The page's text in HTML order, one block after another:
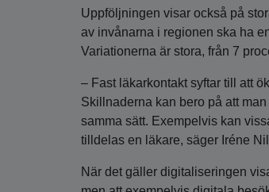
Uppföljningen visar också på
av invånarna i regionen ska ha
Variationerna är stora, från 7
– Fast läkarkontakt syftar till att
Skillnaderna kan bero på att
samma sätt. Exempelvis kan
tilldelas en läkare, säger Iréne
När det gäller digitaliseringen